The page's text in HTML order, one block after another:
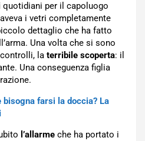
quotidiani per il capoluogo
i vetri completamente
dettaglio che ha fatto
Una volta che si sono
la terribile scoperta: il
Una conseguenza figlia
bisogna farsi la doccia? La
l’allarme che ha portato i